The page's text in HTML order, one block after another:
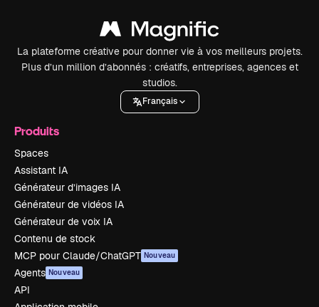
La plateforme créative pour donner vie à vos meilleurs projets.
Plus d’un million d’abonnés : créatifs, entreprises, agences et
studios.
Français
Produits
Spaces
Assistant IA
Générateur d’images IA
Générateur de vidéos IA
Générateur de voix IA
Contenu de stock
MCP pour Claude/ChatGPT Nouveau
Agents Nouveau
API